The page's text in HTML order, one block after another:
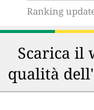
Ranking
Scarica il
qualità